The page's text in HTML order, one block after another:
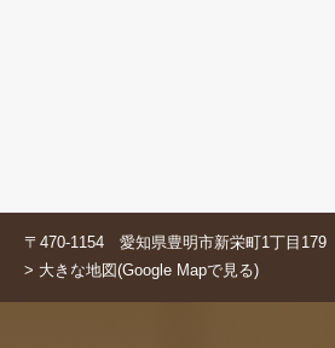
〒470-1154 愛知県豊明市新栄町1丁目179
> 大きな地図(Google Mapで見る)